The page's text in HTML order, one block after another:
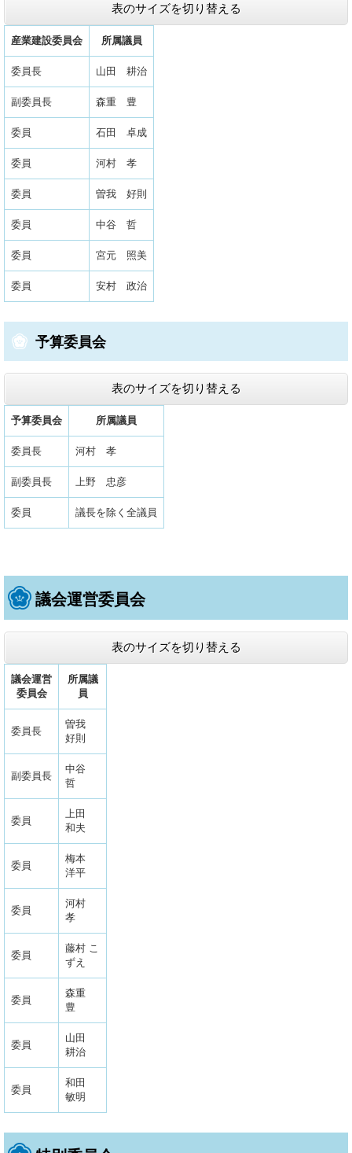
表のサイズを切り替える
産業建設委員会 所属議員
委員長 山田 耕治
副委員長 森重 豊
委員 石田 卓成
委員 ​河村 孝
委員 曽我 好則
委員 中谷 哲
委員 宮元 照美
委員 安村 政治
予算委員会
表のサイズを切り替える
予算委員会 所属議員
委員長 河村 孝
副委員長 上野 忠彦
委員 議長を除く全議員
議会運営委員会
表のサイズを切り替える
議会運営
委員会
所属議
員
委員長
曽我
好則
副委員長
中谷
哲
委員
上田
和夫
委員
梅本
洋平
委員
河村
孝
委員
藤村 こ
ずえ
委員
森重
豊
委員
山田
耕治
委員
和田
敏明